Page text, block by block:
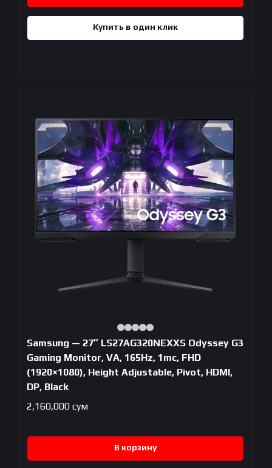
Купить в один клик
Samsung — 27″ LS27AG320NEXXS Odyssey G3
Gaming Monitor, VA, 165Hz, 1mc, FHD
(1920×1080), Height Adjustable, Pivot, HDMI,
DP, Black
2,160,000 сум
В корзину